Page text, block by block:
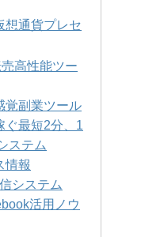
想通貨プレセ
高性能ツー
覚副業ツール
ぐ最短2分、1
ステム
情報
システム
活用ノウ